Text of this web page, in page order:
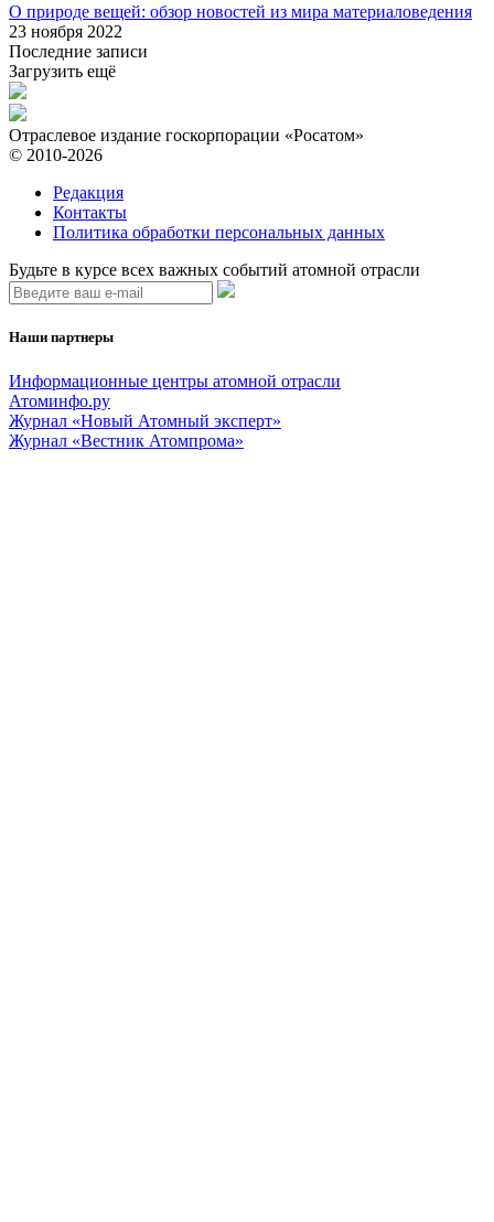
О природе вещей: обзор новостей из мира материаловедения
23 ноября 2022
Последние записи
Загрузить ещё
Отраслевое издание госкорпорации «Росатом»
© 2010-2026
Редакция
Контакты
Политика обработки персональных данных
Будьте в курсе всех важных событий атомной отрасли
Наши партнеры
Информационные центры атомной отрасли
Атоминфо.ру
Журнал «Новый Атомный эксперт»
Журнал «Вестник Атомпрома»